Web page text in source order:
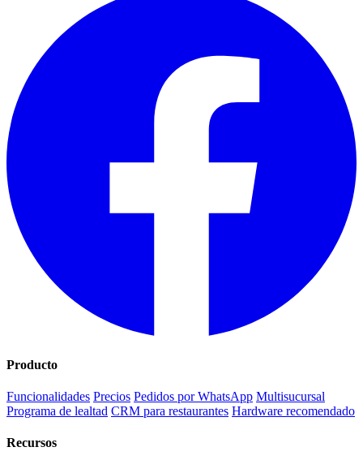
Producto
Funcionalidades Precios Pedidos por WhatsApp Multisucursal
Programa de lealtad CRM para restaurantes Hardware recomendado
Recursos